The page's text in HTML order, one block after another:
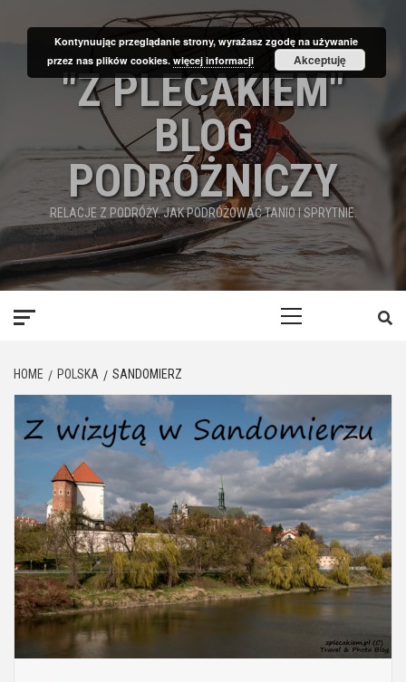
"Z PLECAKIEM"
BLOG
PODRÓŻNICZY
RELACJE Z PODRÓŻY. JAK PODRÓŻOWAĆ TANIO I SPRYTNIE.
HOME POLSKA SANDOMIERZ
Kontynuując przeglądanie strony, wyrażasz zgodę na używanie
przez nas plików cookies.więcej informacji Akceptuję